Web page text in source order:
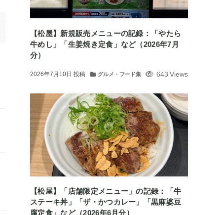
【松屋】新規販売メニューの記録：「やたら
牛めし」「生姜焼き定食」など（2026年7月
分）
2026年7月10日 投稿 グルメ・フード集 643 Views
【松屋】「店舗限定メニュー」の記録：「牛
ステーキ丼」「ザ・かつカレー」「黒麻婆豆
腐定食」など（2026年6月分）